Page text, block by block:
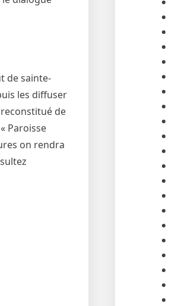
de sainte-
les diffuser
de
Paroisse
on rendra